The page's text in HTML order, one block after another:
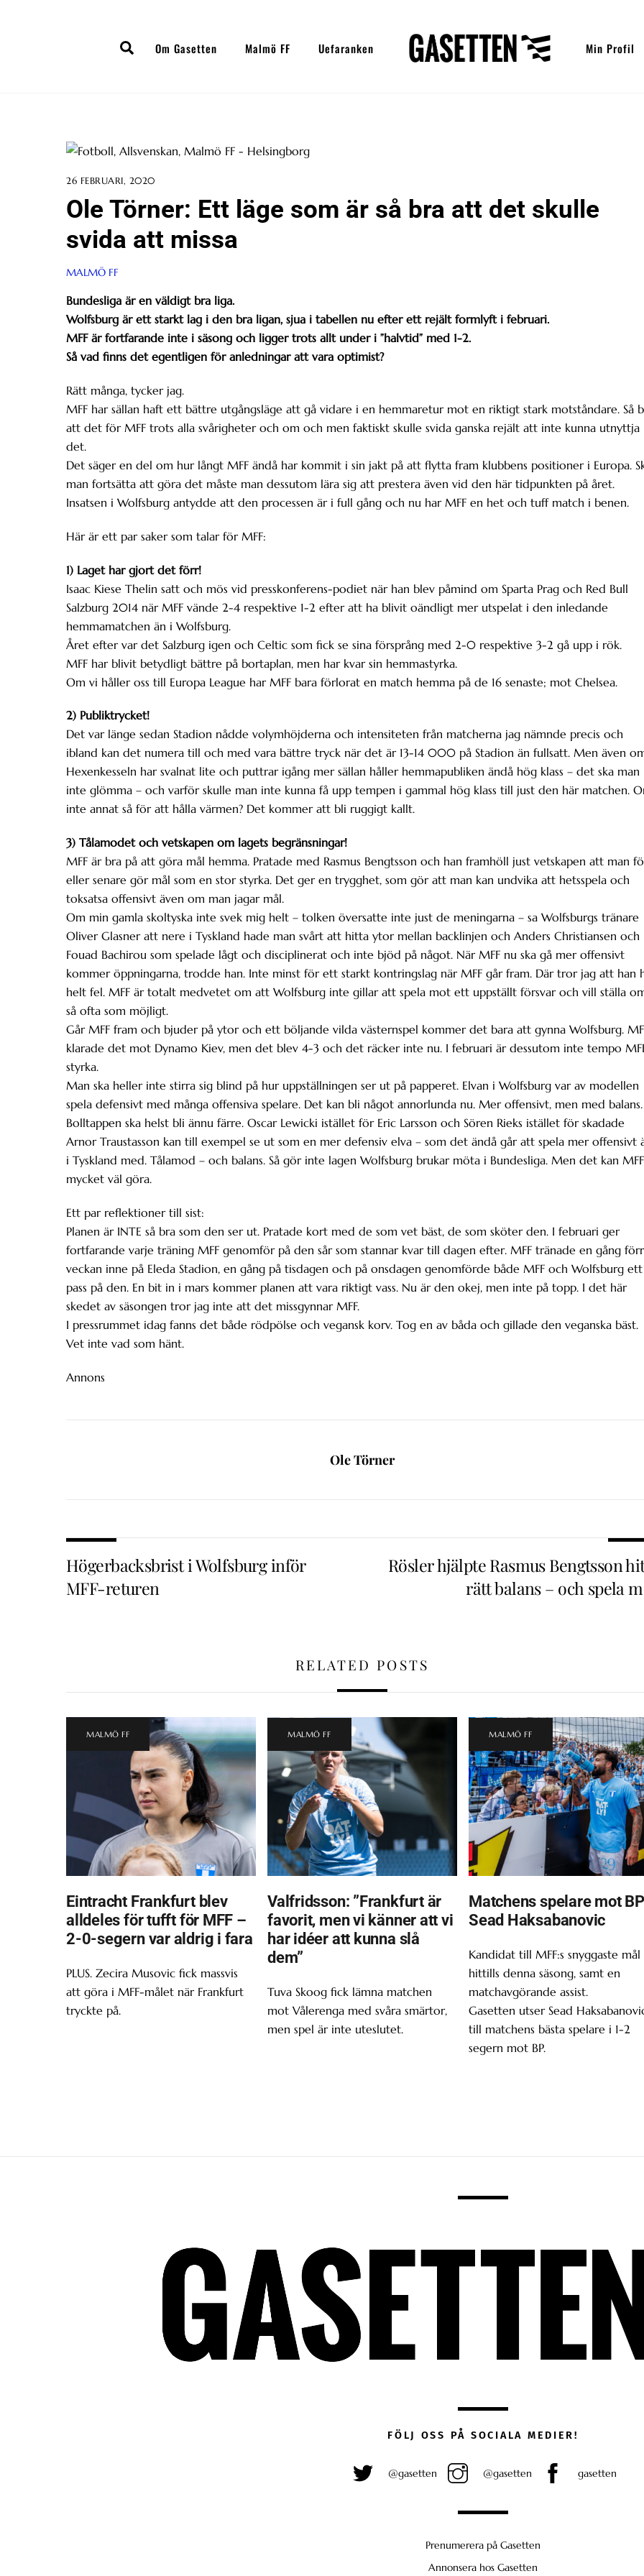
SearchOm Gasetten Malmö FF Uefaranken Min Profil
26 FEBRUARI, 2020
Ole Törner: Ett läge som är så bra att det skulle
svida att missa
MALMÖ FF
Bundesliga är en väldigt bra liga.
Wolfsburg är ett starkt lag i den bra ligan, sjua i tabellen nu efter ett rejält formlyft i februari.
MFF är fortfarande inte i säsong och ligger trots allt under i ”halvtid” med 1-2.
Så vad finns det egentligen för anledningar att vara optimist?
Rätt många, tycker jag.
MFF har sällan haft ett bättre utgångsläge att gå vidare i en hemmaretur mot en riktigt stark motståndare. Så
att det för MFF trots alla svårigheter och om och men faktiskt skulle svida ganska rejält att inte kunna utnyttja
det.
Det säger en del om hur långt MFF ändå har kommit i sin jakt på att flytta fram klubbens positioner i Europa.
man fortsätta att göra det måste man dessutom lära sig att prestera även vid den här tidpunkten på året.
Insatsen i Wolfsburg antydde att den processen är i full gång och nu har MFF en het och tuff match i benen.
Här är ett par saker som talar för MFF:
1) Laget har gjort det förr!
Isaac Kiese Thelin satt och mös vid presskonferens-podiet när han blev påmind om Sparta Prag och Red Bull
Salzburg 2014 när MFF vände 2-4 respektive 1-2 efter att ha blivit oändligt mer utspelat i den inledande
hemmamatchen än i Wolfsburg.
Året efter var det Salzburg igen och Celtic som fick se sina försprång med 2-0 respektive 3-2 gå upp i rök.
MFF har blivit betydligt bättre på bortaplan, men har kvar sin hemmastyrka.
Om vi håller oss till Europa League har MFF bara förlorat en match hemma på de 16 senaste; mot Chelsea.
2) Publiktrycket!
Det var länge sedan Stadion nådde volymhöjderna och intensiteten från matcherna jag nämnde precis och
ibland kan det numera till och med vara bättre tryck när det är 13-14 000 på Stadion än fullsatt. Men även
Hexenkesseln har svalnat lite och puttrar igång mer sällan håller hemmapubliken ändå hög klass – det ska man
inte glömma – och varför skulle man inte kunna få upp tempen i gammal hög klass till just den här matchen.
inte annat så för att hålla värmen? Det kommer att bli ruggigt kallt.
3) Tålamodet och vetskapen om lagets begränsningar!
MFF är bra på att göra mål hemma. Pratade med Rasmus Bengtsson och han framhöll just vetskapen att man
eller senare gör mål som en stor styrka. Det ger en trygghet, som gör att man kan undvika att hetsspela och
toksatsa offensivt även om man jagar mål.
Om min gamla skoltyska inte svek mig helt – tolken översatte inte just de meningarna – sa Wolfsburgs tränare
Oliver Glasner att nere i Tyskland hade man svårt att hitta ytor mellan backlinjen och Anders Christiansen och
Fouad Bachirou som spelade lågt och disciplinerat och inte bjöd på något. När MFF nu ska gå mer offensivt
kommer öppningarna, trodde han. Inte minst för ett starkt kontringslag när MFF går fram. Där tror jag att han
helt fel. MFF är totalt medvetet om att Wolfsburg inte gillar att spela mot ett uppställt försvar och vill ställa
så ofta som möjligt.
Går MFF fram och bjuder på ytor och ett böljande vilda västernspel kommer det bara att gynna Wolfsburg.
klarade det mot Dynamo Kiev, men det blev 4-3 och det räcker inte nu. I februari är dessutom inte tempo
styrka.
Man ska heller inte stirra sig blind på hur uppställningen ser ut på papperet. Elvan i Wolfsburg var av modellen
spela defensivt med många offensiva spelare. Det kan bli något annorlunda nu. Mer offensivt, men med balans.
Bolltappen ska helst bli ännu färre. Oscar Lewicki istället för Eric Larsson och Sören Rieks istället för skadade
Arnor Traustasson kan till exempel se ut som en mer defensiv elva – som det ändå går att spela mer offensivt
i Tyskland med. Tålamod – och balans. Så gör inte lagen Wolfsburg brukar möta i Bundesliga. Men det kan MFF
mycket väl göra.
Ett par reflektioner till sist:
Planen är INTE så bra som den ser ut. Pratade kort med de som vet bäst, de som sköter den. I februari ger
fortfarande varje träning MFF genomför på den sår som stannar kvar till dagen efter. MFF tränade en gång
veckan inne på Eleda Stadion, en gång på tisdagen och på onsdagen genomförde både MFF och Wolfsburg ett
pass på den. En bit in i mars kommer planen att vara riktigt vass. Nu är den okej, men inte på topp. I det här
skedet av säsongen tror jag inte att det missgynnar MFF.
I pressrummet idag fanns det både rödpölse och vegansk korv. Tog en av båda och gillade den veganska bäst.
Vet inte vad som hänt.
Annons
Ole Törner
Högerbacksbrist i Wolfsburg inför
MFF-returen
Rösler hjälpte Rasmus Bengtsson
rätt balans – och spela
RELATED POSTS
MALMÖ FF
Eintracht Frankfurt blev
alldeles för tufft för MFF –
2-0-segern var aldrig i fara
PLUS. Zecira Musovic fick massvis
att göra i MFF-målet när Frankfurt
tryckte på.
MALMÖ FF
Valfridsson: ”Frankfurt är
favorit, men vi känner att vi
har idéer att kunna slå
dem”
Tuva Skoog fick lämna matchen
mot Vålerenga med svåra smärtor,
men spel är inte uteslutet.
MALMÖ FF
Matchens spelare mot
Sead Haksabanovic
Kandidat till MFF:s snyggaste mål
hittills denna säsong, samt en
matchavgörande assist.
Gasetten utser Sead
till matchens bästa spelare i 1-2
segern mot BP.
FÖLJ OSS PÅ SOCIALA MEDIER!
@gasetten @gasetten gasetten
Prenumerera på Gasetten
Annonsera hos Gasetten